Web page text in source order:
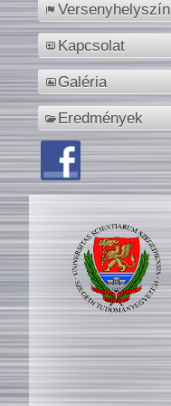
Versenyhelyszín
Kapcsolat
Galéria
Eredmények